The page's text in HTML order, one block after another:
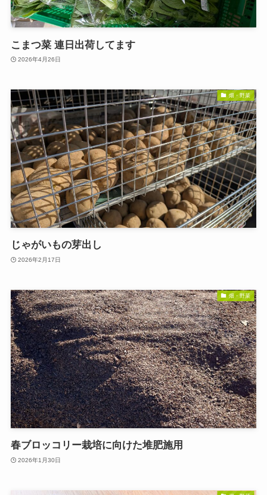
こまつ菜 連日出荷してます
2026年4月26日
畑・野菜
じゃがいもの芽出し
2026年2月17日
畑・野菜
春ブロッコリー栽培に向けた堆肥施用
2026年1月30日